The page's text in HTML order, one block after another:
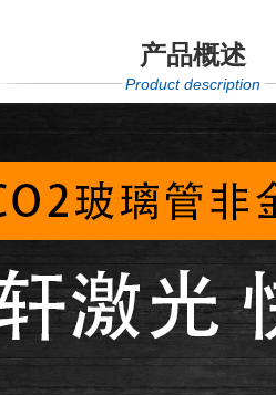
产品概述
Product description